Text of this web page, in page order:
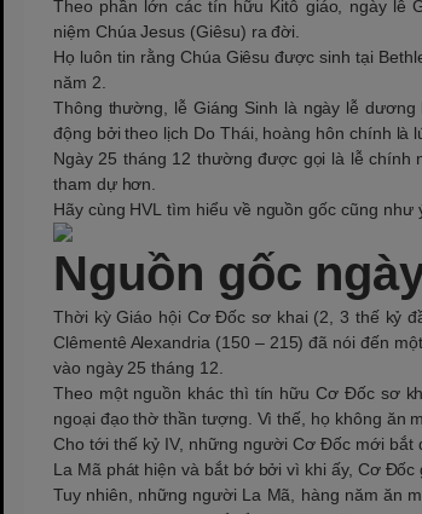
Theo phần lớn các tín hữu Kitô giáo, ngày lễ
niệm Chúa Jesus (Giêsu) ra đời.
Họ luôn tin rằng Chúa Giêsu được sinh tại
năm 2.
Thông thường, lễ Giáng Sinh là ngày lễ
động bởi theo lịch Do Thái, hoàng hôn chính là
Ngày 25 tháng 12 thường được gọi là lễ
tham dự hơn.
Hãy cùng HVL tìm hiểu về nguồn gốc cũng như
Nguồn gốc
Thời kỳ Giáo hội Cơ Đốc sơ khai (2, 3 thế kỷ
Clêmentê Alexandria (150 – 215) đã nói đến
vào ngày 25 tháng 12.
Theo một nguồn khác thì tín hữu Cơ Đốc sơ
ngoại đạo thờ thần tượng. Vì thế, họ không ăn
Cho tới thế kỷ IV, những người Cơ Đốc mới
La Mã phát hiện và bắt bớ bởi vì khi ấy, Cơ
Tuy nhiên, những người La Mã, hàng năm ăn